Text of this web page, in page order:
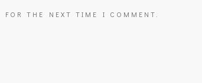
THE NEXT TIME I COMMENT.